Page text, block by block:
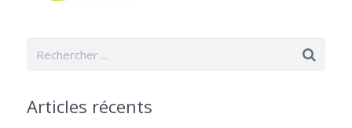
Articles récents